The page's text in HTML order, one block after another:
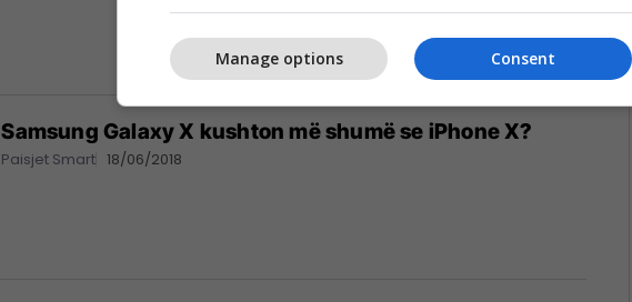
Samsung Galaxy X kushton më shumë se iPhone X?
Paisjet Smart 18/06/2018
Consent
Manage options